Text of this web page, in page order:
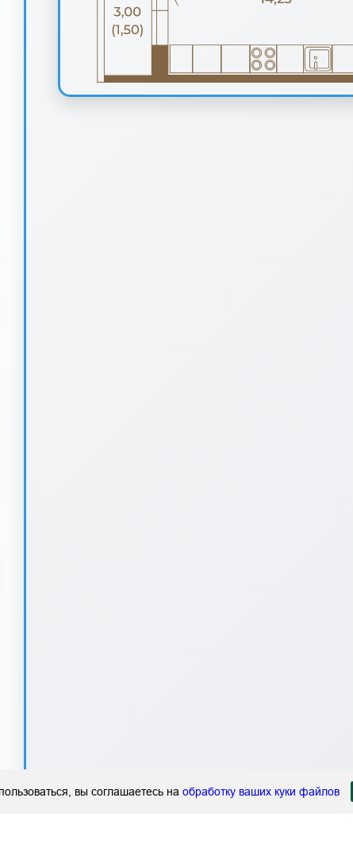
вы соглашаетесь на обработку ваших куки файлов